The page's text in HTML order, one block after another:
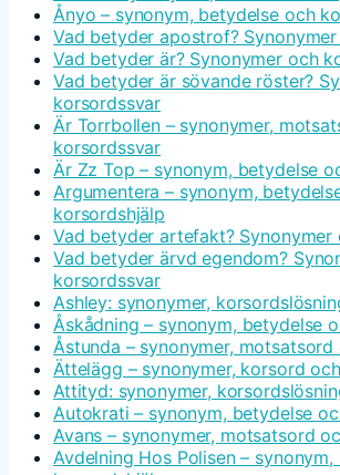
Ånyo – synonym, betydelse och
Vad betyder apostrof?
Vad betyder är? Synonymer och
Vad betyder är sövande röster?
korsordssvar
Är Torrbollen – synonymer,
korsordssvar
Är Zz Top – synonym, betydelse
Argumentera – synonym,
korsordshjälp
Vad betyder artefakt? Synonymer
Vad betyder ärvd egendom?
korsordssvar
Ashley: synonymer,
Åskådning – synonym, betydelse
Åstunda – synonymer,
Ättelägg – synonymer, korsord
Attityd: synonymer,
Autokrati – synonym, betydelse
Avans – synonymer, motsatsord
Avdelning Hos Polisen –